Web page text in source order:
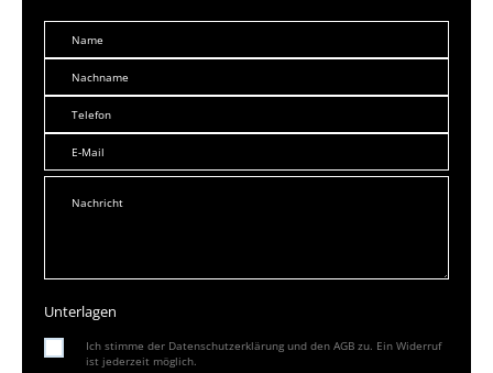
Unterlagen
Ich stimme der Datenschutzerklärung und den AGB zu. Ein Widerruf
ist jederzeit möglich.